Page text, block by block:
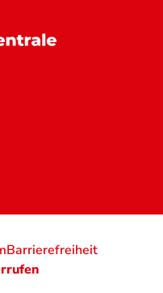
Barrierefreiheit